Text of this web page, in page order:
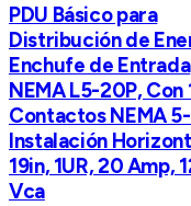
PDU Básico para
Distribución de
Enchufe de Entrada
NEMA L5-20P, Con
Contactos NEMA
Instalación
19in, 1UR, 20 Amp,
Vca